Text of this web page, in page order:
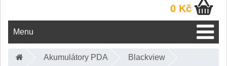
0 Kč
Menu
Akumulátory PDA Blackview